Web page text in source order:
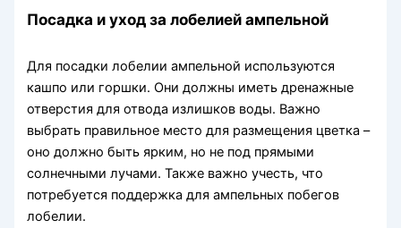
Посадка и уход за лобелией ампельной
Для посадки лобелии ампельной используются
кашпо или горшки. Они должны иметь дренажные
отверстия для отвода излишков воды. Важно
выбрать правильное место для размещения цветка –
оно должно быть ярким, но не под прямыми
солнечными лучами. Также важно учесть, что
потребуется поддержка для ампельных побегов
лобелии.